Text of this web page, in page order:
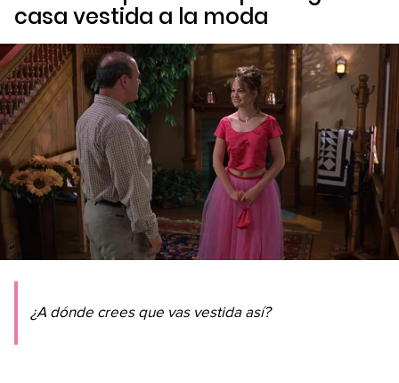
casa vestida a la moda
¿A dónde crees que vas vestida así?